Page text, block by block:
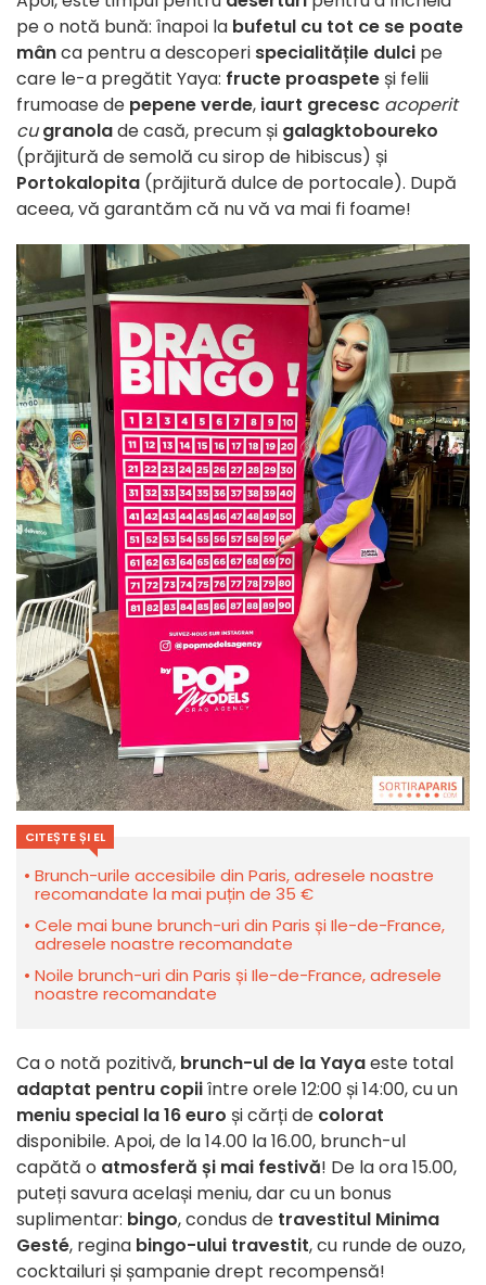
pe o notă bună: înapoi la bufetul cu tot ce se poate
mânca pentru a descoperi specialitățile dulci pe
care le-a pregătit Yaya: fructe proaspete și felii
frumoase de pepene verde, iaurt grecesc acoperit
cu granolade casă, precum și galagktoboureko
(prăjitură de semolă cu sirop de hibiscus) și
Portokalopita (prăjitură dulce de portocale). După
aceea, vă garantăm că nu vă va mai fi foame!
CITEȘTE ȘI EL
Brunch-urile accesibile din Paris, adresele noastre
recomandate la mai puțin de 35 €
Cele mai bune brunch-uri din Paris și Ile-de-France,
adresele noastre recomandate
Noile brunch-uri din Paris și Ile-de-France, adresele
noastre recomandate
Ca o notă pozitivă, brunch-ul de la Yayaeste total
adaptat pentru copiiîntre orele 12:00 și 14:00, cu un
meniu special la 16 euro și cărți de colorat
disponibile. Apoi, de la 14.00 la 16.00, brunch-ul
capătă o atmosferă și mai festivă! De la ora 15.00,
puteți savura același meniu, dar cu un bonus
suplimentar: bingo, condus de travestitul Minima
Gesté, regina bingo-ului travestit, cu runde de ouzo,
cocktailuri și șampanie drept recompensă!